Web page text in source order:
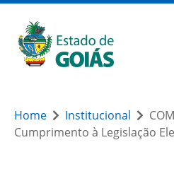
Home Institucional
Cumprimento à Legislação